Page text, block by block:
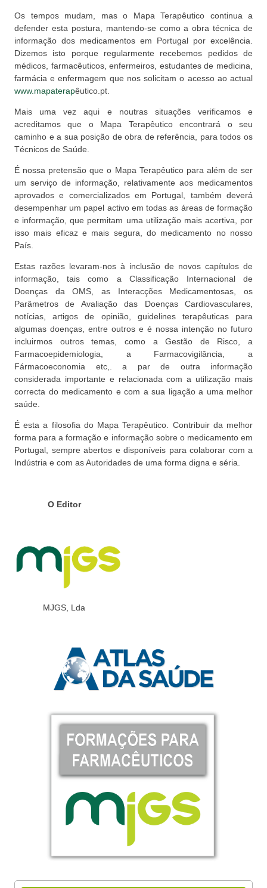
Os tempos mudam, mas o Mapa Terapêutico continua a
defender esta postura, mantendo-se como a obra técnica de
informação dos medicamentos em Portugal por excelência.
Dizemos isto porque regularmente recebemos pedidos de
médicos, farmacêuticos, enfermeiros, estudantes de medicina,
farmácia e enfermagem que nos solicitam o acesso ao actual
www.mapaterapêutico.pt.
Mais uma vez aqui e noutras situações verificamos e
acreditamos que o Mapa Terapêutico encontrará o seu
caminho e a sua posição de obra de referência, para todos os
Técnicos de Saúde.
É nossa pretensão que o Mapa Terapêutico para além de ser
um serviço de informação, relativamente aos medicamentos
aprovados e comercializados em Portugal, também deverá
desempenhar um papel activo em todas as áreas de formação
e informação, que permitam uma utilização mais acertiva, por
isso mais eficaz e mais segura, do medicamento no nosso
País.
Estas razões levaram-nos à inclusão de novos capítulos de
informação, tais como a Classificação Internacional de
Doenças da OMS, as Interacções Medicamentosas, os
Parâmetros de Avaliação das Doenças Cardiovasculares,
notícias, artigos de opinião, guidelines terapêuticas para
algumas doenças, entre outros e é nossa intenção no futuro
incluirmos outros temas, como a Gestão de Risco, a
Farmacoepidemiologia, a Farmacovigilância, a
Fármacoeconomia etc,. a par de outra informação
considerada importante e relacionada com a utilização mais
correcta do medicamento e com a sua ligação a uma melhor
saúde.
É esta a filosofia do Mapa Terapêutico. Contribuir da melhor
forma para a formação e informação sobre o medicamento em
Portugal, sempre abertos e disponíveis para colaborar com a
Indústria e com as Autoridades de uma forma digna e séria.
O Editor
MJGS, Lda